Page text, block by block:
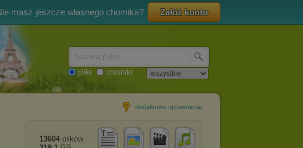
masz jeszcze własnego chomika? Załóż konto
pliki chomiki
dodatkowe uprawnienia
13604 plików